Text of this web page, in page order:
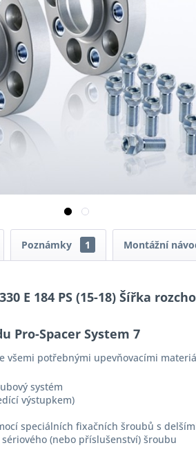
Poznámky 1 Montážní
E 184 PS (15-18) Šířka
Pro-Spacer System 7
všemi potřebnými upevňovacími
systém
výstupkem)
speciálních fixačních šroubů s
(nebo příslušenství) šroubu